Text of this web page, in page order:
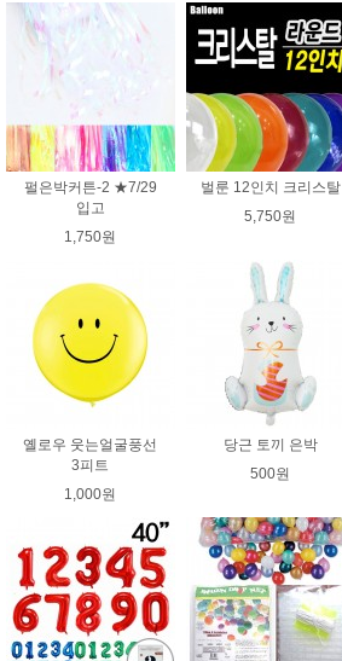
펄은박커튼-2 ★7/29
입고
1,750원
벌룬 12인치 크리스탈
5,750원
옐로우 웃는얼굴풍선
3피트
1,000원
당근 토끼 은박
500원